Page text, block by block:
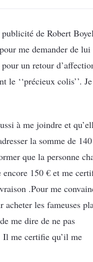
de Robert
me demander de lui
un retour
‘‘précieux colis’’. Je
à me joindre et
la somme de
que la personne
150 € et me
.Pour me
les fameuses
me dire de ne pas
Il me certifie qu’il me